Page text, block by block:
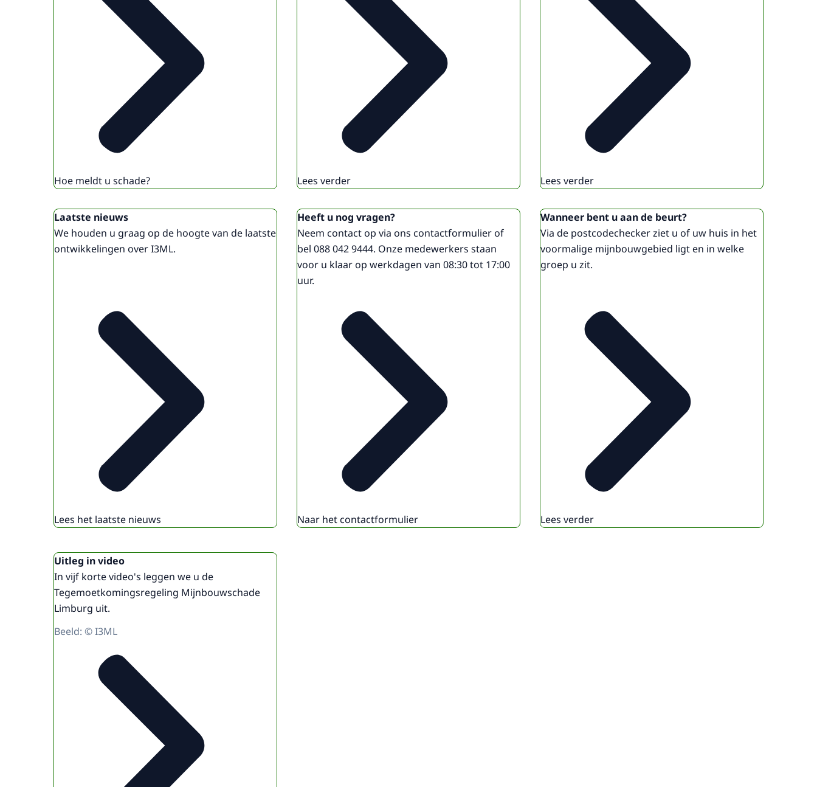
Hoe meldt u schade? Lees verder Lees verder
Laatste nieuws
We houden u graag op de hoogte van de laatste
ontwikkelingen over I3ML.
Lees het laatste nieuws
Heeft u nog vragen?
Neem contact op via ons contactformulier of
bel 088 042 9444. Onze medewerkers staan
voor u klaar op werkdagen van 08:30 tot 17:00
uur.
Naar het contactformulier
Wanneer bent u aan de beurt?
Via de postcodechecker ziet u of uw huis in het
voormalige mijnbouwgebied ligt en in welke
groep u zit.
Lees verder
Uitgelicht
Uitleg in video
In vijf korte video's leggen we u de
Tegemoetkomingsregeling Mijnbouwschade
Limburg uit.
Beeld: © I3ML